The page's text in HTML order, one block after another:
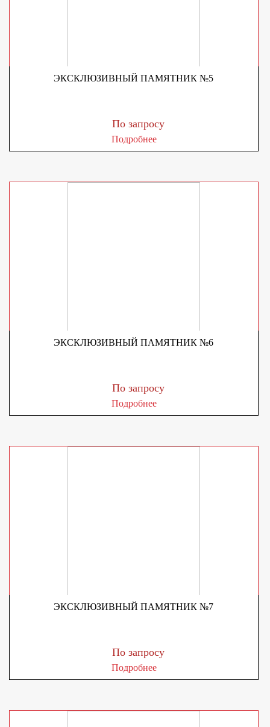
ЭКСКЛЮЗИВНЫЙ ПАМЯТНИК №5
По запросу
Подробнее
ЭКСКЛЮЗИВНЫЙ ПАМЯТНИК №6
По запросу
Подробнее
ЭКСКЛЮЗИВНЫЙ ПАМЯТНИК №7
По запросу
Подробнее